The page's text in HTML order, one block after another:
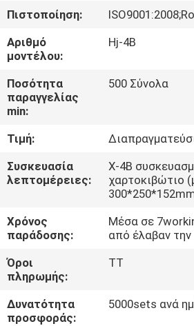
ΕΠΙΣΚΈΨΕΙΣ
ΣΤΟ
ΕΡΓΟΣΤΆΣΙΟ
ΈΛΕΓΧΟΣ
ΠΟΙΌΤΗΤΑΣ
ΕΠΙΚΟΙΝΩΝΉΣΤΕ
ΜΑΖΊ
ΜΑΣ
ΖΗΤΉΣΤΕ
ΜΙΑ
ΠΡΟΣΦΟΡΆ
Πιστοποίηση:
Αριθμό
μοντέλου:
Hj-4B
Ποσότητα
παραγγελίας
min:
500 Σύνολα
Τιμή:
Συσκευασία
λεπτομέρειες:
Χ-4B
χαρτοκιβώτιο
Χρόνος
παράδοσης:
Μέσα σε
από έλαβαν
Όροι
πληρωμής:
TT
Δυνατότητα
προσφοράς:
5000sets ανά